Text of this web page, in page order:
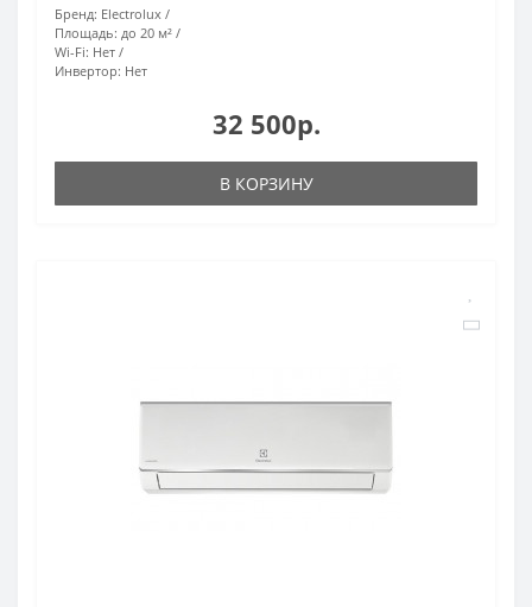
Бренд: Electrolux
Площадь: до 20 м²
Wi-Fi: Нет
Инвертор: Нет
32 500р.
В КОРЗИНУ